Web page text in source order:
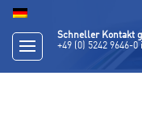
Schneller Kontakt
+49 (0) 5242 9646-0